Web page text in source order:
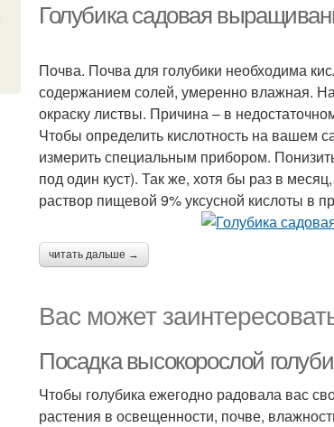
Голубика садовая
Почва. Почва для голубики необходима
содержанием солей, умеренно влажная.
окраску листвы. Причина – в
Чтобы определить кислотность на вашем
измерить специальным прибором.
под один куст). Так же, хотя бы раз в
раствор пищевой 9% уксусной кислоты в
читать дальше →
Вас может
Посадка высокорослой
Чтобы голубика ежегодно радовала вас
растения в освещенности, почве,